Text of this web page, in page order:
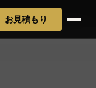
お見積もり